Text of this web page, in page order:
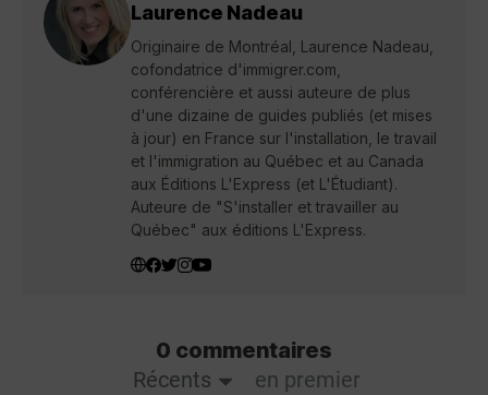
Laurence Nadeau
Originaire de Montréal, Laurence Nadeau,
cofondatrice d'immigrer.com,
conférencière et aussi auteure de plus
d'une dizaine de guides publiés (et mises
à jour) en France sur l'installation, le travail
et l'immigration au Québec et au Canada
aux Éditions L'Express (et L'Étudiant).
Auteure de "S'installer et travailler au
Québec" aux éditions L'Express.
0 commentaires
Récents
en premier